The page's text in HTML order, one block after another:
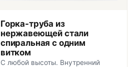
Горка-труба из
нержавеющей стали
спиральная с одним
витком
С любой высоты. Внутренний